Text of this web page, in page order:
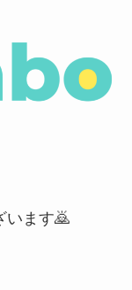
います🙇